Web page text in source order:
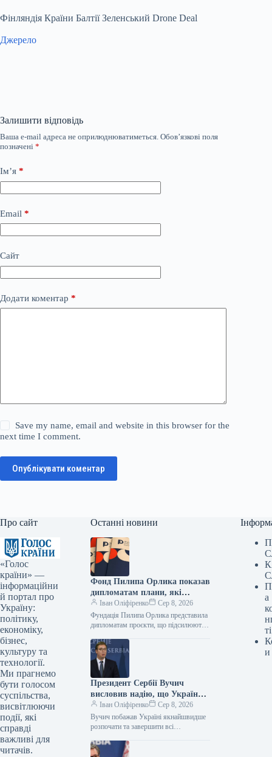
Фінляндія Країни Балтії Зеленський Drone Deal
Джерело
Залишити відповідь
Ваша e-mail адреса не оприлюднюватиметься. Обов’язкові поля
позначені *
Ім’я *
Email *
Сайт
Додати коментар *
Save my name, email and website in this browser for the
next time I comment.
Опублікувати коментар
Про сайт
«Голос
країни» —
інформаційни
й портал про
Україну:
політику,
економіку,
бізнес,
культуру та
технології.
Ми прагнемо
бути голосом
суспільства,
висвітлюючи
події, які
справді
важливі для
читачів.
Останні новини
Фонд Пилипа Орлика показав
дипломатам плани, які
роблять Україну чутнішою на
міжнародній арені.
Іван Оліфіренко
Сер 8, 2026
Фундація Пилипа Орлика представила
дипломатам проєкти, що підсилюють
Фото 08.08.2026 14:12 Укрінформ
Фундація Пилипа Орлика…
Президент Сербії Вучич
висловив надію, що Україна
якнайшвидше розпочне та
завершить переговори щодо
всіх кластерів з
Іван Оліфіренко
Сер 8, 2026
Вучич побажав Україні якнайшвидше
розпочати та завершити всі
14:22 Укрінформ Президент Сербії
а
ті
и